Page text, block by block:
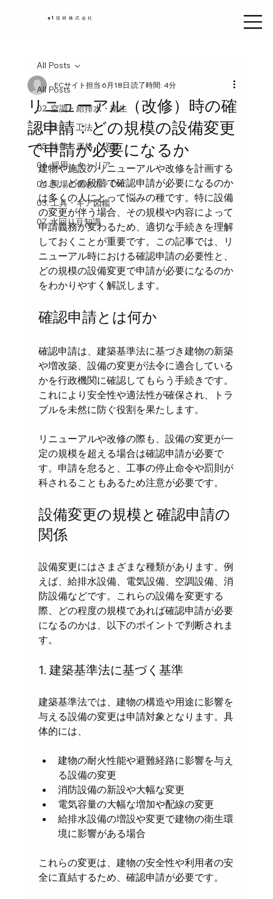
a1技研株式会社
All Posts
02. 空調・給排水・衛生
01. 技術・工法
05. 法律・資格・経営
06. 採用・キャリア
04. 現場の働き方・DX
03. 工具・ギア図鑑
07. 水回り豆知識
All Posts
リニューアル（改修）時の確
認申請：どの規模の設備変更
で申請が必要になるか
ECサイト担当6月18日 読了時間: 4分
建物や施設のリニューアルや改修を計画する
とき、どの段階で確認申請が必要になるのか
は多くの人にとって悩みの種です。特に設備
の変更が伴う場合、その規模や内容によって
申請義務が変わるため、適切な手続きを理解
しておくことが重要です。この記事では、リ
ニューアル時における確認申請の必要性と、
どの規模の設備変更で申請が必要になるのか
をわかりやすく解説します。
確認申請とは何か
確認申請は、建築基準法に基づき建物の新築
や増改築、設備の変更が法令に適合している
かを行政機関に確認してもらう手続きです。
これにより安全性や適法性が確保され、トラ
ブルを未然に防ぐ役割を果たします。
リニューアルや改修の際も、設備の変更が一
定の規模を超える場合は確認申請が必要で
す。申請を怠ると、工事の停止命令や罰則が
科されることもあるため注意が必要です。
設備変更の規模と確認申請の
関係
設備変更にはさまざまな種類があります。例
えば、給排水設備、電気設備、空調設備、消
防設備などです。これらの設備を変更する
際、どの程度の規模であれば確認申請が必要
になるのかは、以下のポイントで判断されま
す。
1. 建築基準法に基づく基準
建築基準法では、建物の構造や用途に影響を
与える設備の変更は申請対象となります。具
体的には、
建物の耐火性能や避難経路に影響を与え
る設備の変更
消防設備の新設や大幅な変更
電気容量の大幅な増加や配線の変更
給排水設備の増設や変更で建物の衛生環
境に影響がある場合
これらの変更は、建物の安全性や利用者の安
全に直結するため、確認申請が必要です。